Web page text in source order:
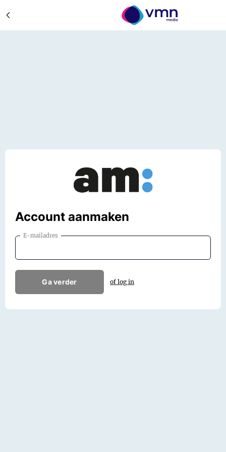
Account aanmaken
E-mailadres
Ga verder of log in